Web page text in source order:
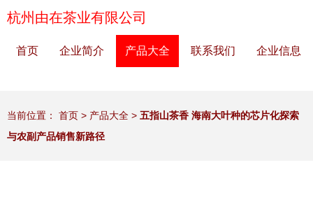
杭州由在茶业有限公司
首页 企业简介 产品大全 联系我们 企业信息
当前位置： 首页 > 产品大全 > 五指山茶香 海南大叶种的芯片化探索
与农副产品销售新路径